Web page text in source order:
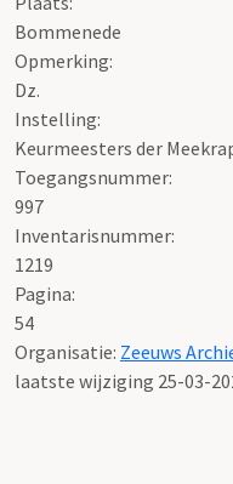
Bommenede
Opmerking:
Dz.
Instelling:
Keurmeesters der
Toegangsnummer:
997
Inventarisnummer:
1219
Pagina:
54
Organisatie: Zeeuws
laatste wijziging 25-03-